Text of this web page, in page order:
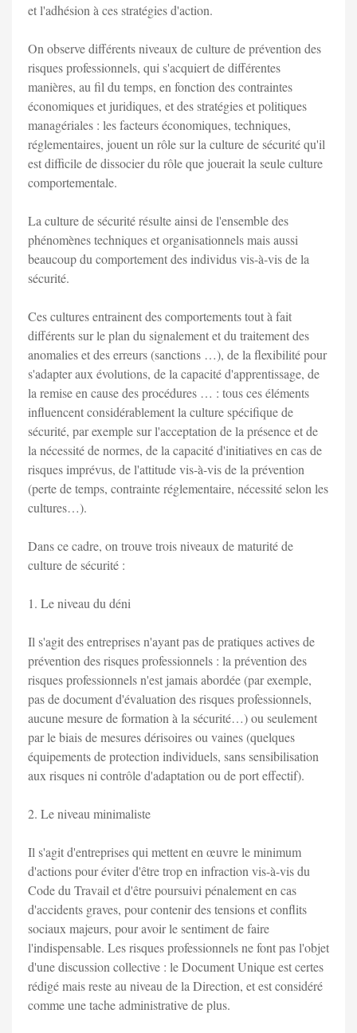
et l'adhésion à ces stratégies d'action.
On observe différents niveaux de culture de prévention des
risques professionnels, qui s'acquiert de différentes
manières, au fil du temps, en fonction des contraintes
économiques et juridiques, et des stratégies et politiques
managériales : les facteurs économiques, techniques,
réglementaires, jouent un rôle sur la culture de sécurité qu'il
est difficile de dissocier du rôle que jouerait la seule culture
comportementale.
La culture de sécurité résulte ainsi de l'ensemble des
phénomènes techniques et organisationnels mais aussi
beaucoup du comportement des individus vis-à-vis de la
sécurité.
Ces cultures entrainent des comportements tout à fait
différents sur le plan du signalement et du traitement des
anomalies et des erreurs (sanctions …), de la flexibilité pour
s'adapter aux évolutions, de la capacité d'apprentissage, de
la remise en cause des procédures … : tous ces éléments
influencent considérablement la culture spécifique de
sécurité, par exemple sur l'acceptation de la présence et de
la nécessité de normes, de la capacité d'initiatives en cas de
risques imprévus, de l'attitude vis-à-vis de la prévention
(perte de temps, contrainte réglementaire, nécessité selon les
cultures…).
Dans ce cadre, on trouve trois niveaux de maturité de
culture de sécurité :
1. Le niveau du déni
Il s'agit des entreprises n'ayant pas de pratiques actives de
prévention des risques professionnels : la prévention des
risques professionnels n'est jamais abordée (par exemple,
pas de document d'évaluation des risques professionnels,
aucune mesure de formation à la sécurité…) ou seulement
par le biais de mesures dérisoires ou vaines (quelques
équipements de protection individuels, sans sensibilisation
aux risques ni contrôle d'adaptation ou de port effectif).
2. Le niveau minimaliste
Il s'agit d'entreprises qui mettent en œuvre le minimum
d'actions pour éviter d'être trop en infraction vis-à-vis du
Code du Travail et d'être poursuivi pénalement en cas
d'accidents graves, pour contenir des tensions et conflits
sociaux majeurs, pour avoir le sentiment de faire
l'indispensable. Les risques professionnels ne font pas l'objet
d'une discussion collective : le Document Unique est certes
rédigé mais reste au niveau de la Direction, et est considéré
comme une tache administrative de plus.